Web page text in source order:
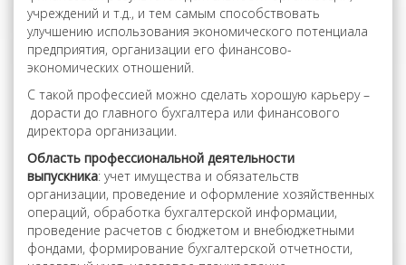
учреждений и т.д., и тем самым способствовать
улучшению использования экономического потенциала
предприятия, организации его финансово-
экономических отношений.
С такой профессией можно сделать хорошую карьеру –
дорасти до главного бухгалтера или финансового
директора организации.
Область профессиональной деятельности
выпускника: учет имущества и обязательств
организации, проведение и оформление хозяйственных
операций, обработка бухгалтерской информации,
проведение расчетов с бюджетом и внебюджетными
фондами, формирование бухгалтерской отчетности,